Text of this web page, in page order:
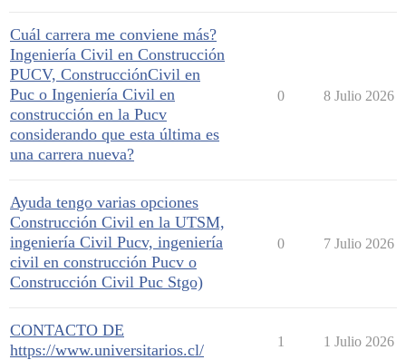
Cuál carrera me conviene más?
Ingeniería Civil en Construcción
PUCV, ConstrucciónCivil en
Puc o Ingeniería Civil en
construcción en la Pucv
considerando que esta última es
una carrera nueva?
0 8 Julio 2026
Ayuda tengo varias opciones
Construcción Civil en la UTSM,
ingeniería Civil Pucv, ingeniería
civil en construcción Pucv o
Construcción Civil Puc Stgo)
0 7 Julio 2026
CONTACTO DE
https://www.universitarios.cl/
1 1 Julio 2026